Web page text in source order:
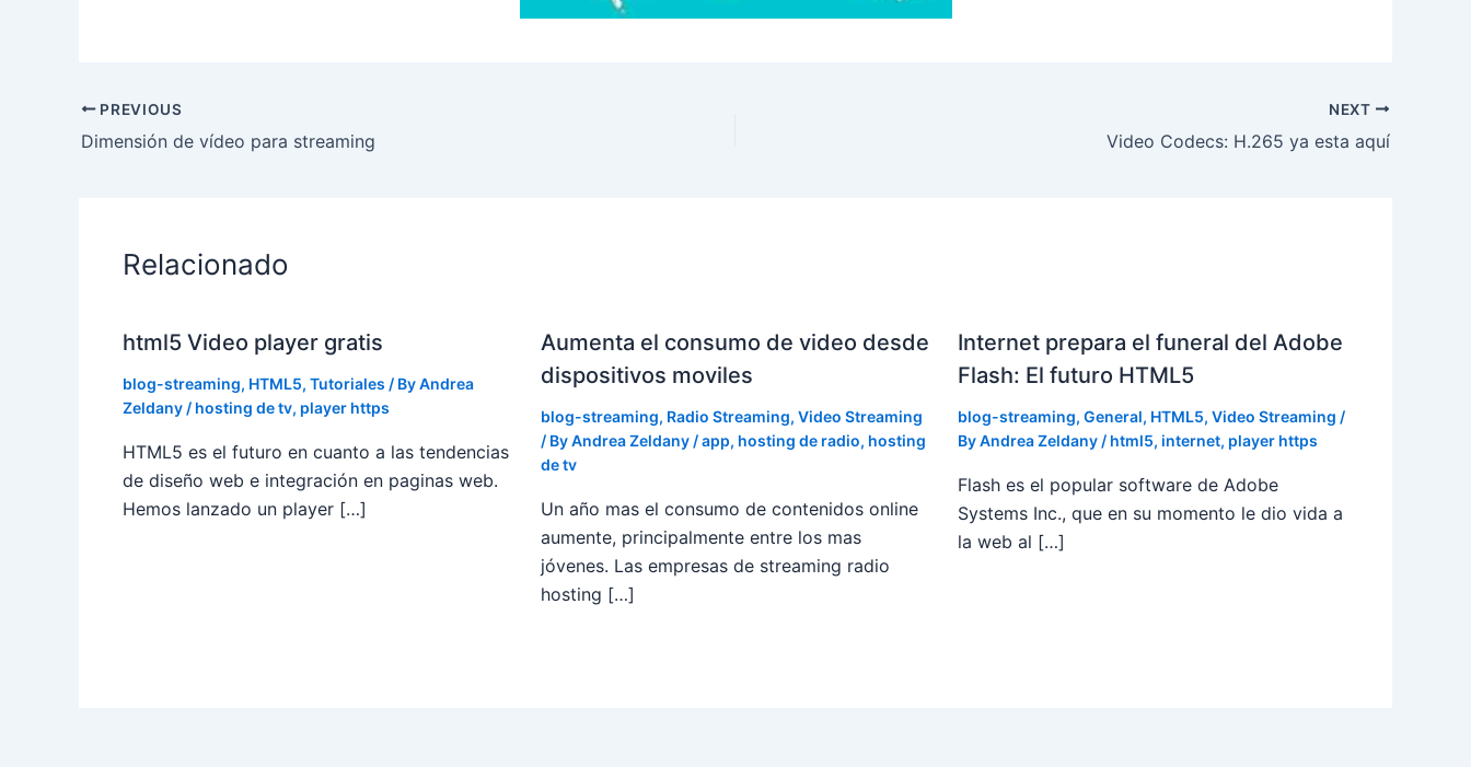
PREVIOUS
Dimensión de vídeo para streaming
NEXT
Video Codecs: H.265 ya esta aquí
Relacionado
html5 Video player gratis
blog-streaming, HTML5, Tutoriales / ByAndrea
Zeldany / hosting de tv, player https
HTML5 es el futuro en cuanto a las tendencias
de diseño web e integración en paginas web.
Hemos lanzado un player […]
Aumenta el consumo de video desde
dispositivos moviles
blog-streaming, Radio Streaming, Video Streaming
/ ByAndrea Zeldany /app, hosting de radio, hosting
de tv
Un año mas el consumo de contenidos online
aumente, principalmente entre los mas
jóvenes. Las empresas de streaming radio
hosting […]
Internet prepara el funeral del Adobe
Flash: El futuro HTML5
blog-streaming,General, HTML5,Video Streaming /
ByAndrea Zeldany / html5,internet, player https
Flash es el popular software de Adobe
Systems Inc., que en su momento le dio vida a
la web al […]